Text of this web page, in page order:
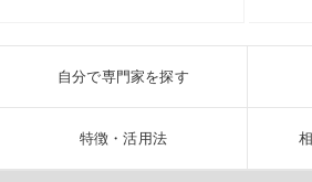
自分で専門家を探す
特徴・活用法